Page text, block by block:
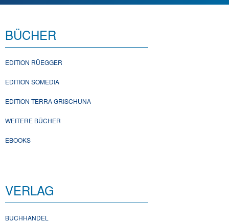
BÜCHER
EDITION RÜEGGER
EDITION SOMEDIA
EDITION TERRA GRISCHUNA
WEITERE BÜCHER
EBOOKS
VERLAG
BUCHHANDEL